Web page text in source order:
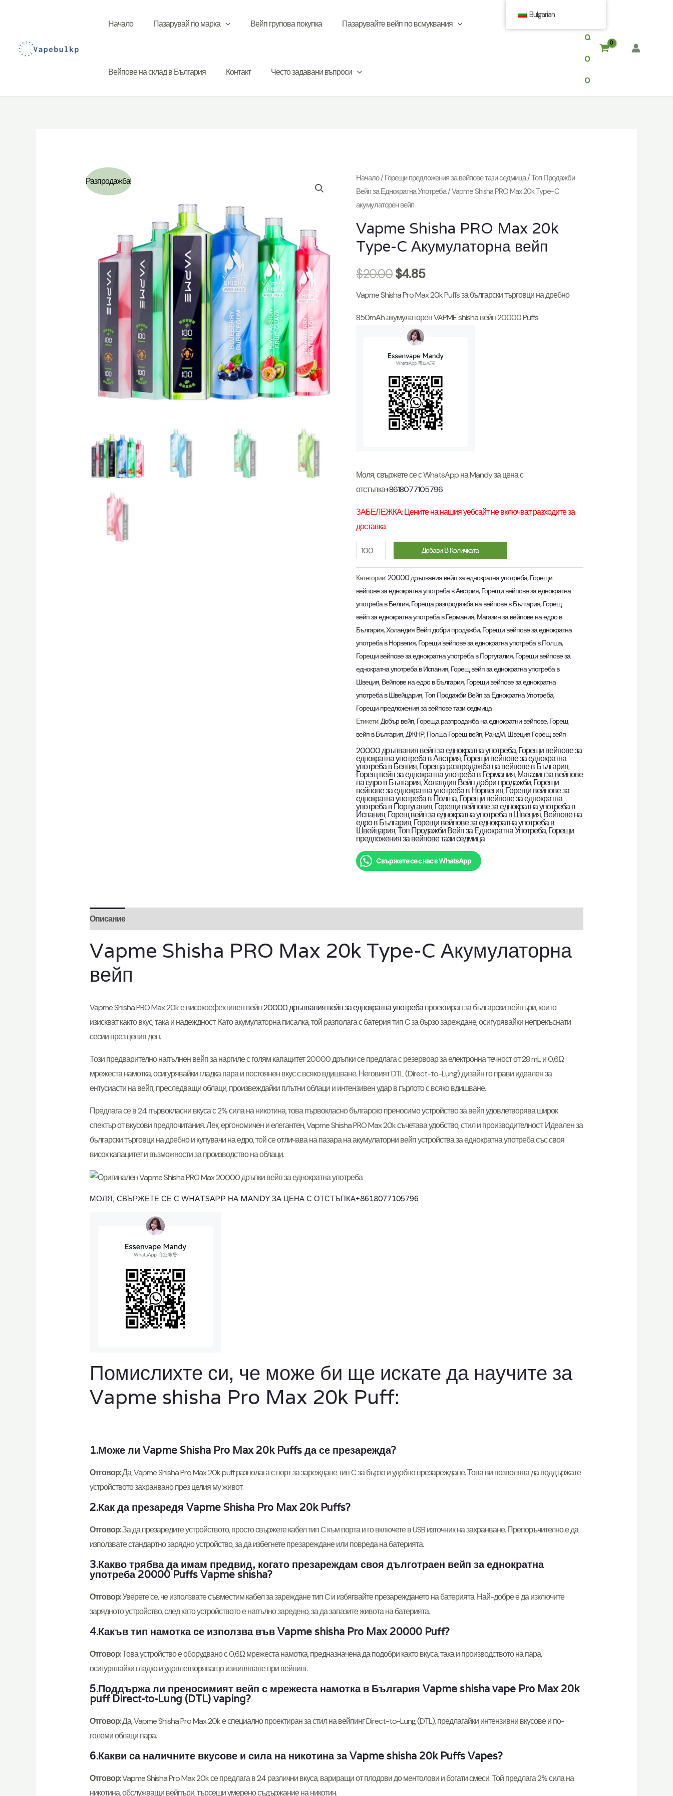
Начало Пазарувай по марка Вейп групова покупка Пазарувайте вейп по всмуквания
Вейпове на склад в България Контакт Често задавани въпроси
0.
0
0
Разпродажба! Начало/ Горещи предложения за вейпове тази седмица/Топ Продажби
Вейп за Еднократна Употреба/ Vapme Shisha PRO Max 20k Type-C
акумулаторен вейп
Vapme Shisha PRO Max 20k
Type-C Акумулаторна вейп
$20.00$4.85
Vapme Shisha Pro Max 20k Puffs за български търговци на дребно
850mAh акумулаторен VAPME shisha вейп 20000 Puffs
Моля, свържете се с WhatsApp на Mandy за цена с
отстъпка+8618077105796
ЗАБЕЛЕЖКА: Цените на нашия уебсайт не включват разходите за
доставка
Vapme
PRO
Max
20k
Type-
C
Rechargeable
количество
Добави В Количката
Категории:20000 дръпвания вейп за еднократна употреба,Горещи
вейпове за еднократна употреба в Австрия,Горещи вейпове за еднократна
употреба в Белгия,Гореща разпродажба на вейпове в България,Горещ
вейп за еднократна употреба в Германия,Магазин за вейпове на едро в
България,Холандия Вейп добри продажби,Горещи вейпове за еднократна
употреба в Норвегия,Горещи вейпове за еднократна употреба в Полша,
Горещи вейпове за еднократна употреба в Португалия,Горещи вейпове за
еднократна употреба в Испания,Горещ вейп за еднократна употреба в
Швеция,Вейпове на едро в България,Горещи вейпове за еднократна
употреба в Швейцария,Топ Продажби Вейп за Еднократна Употреба,
Горещи предложения за вейпове тази седмица
Етикети:Добър вейп,Гореща разпродажба на еднократни вейпове,Горещ
вейп в България,ДЖНР,Полша Горещ вейп,РандМ,Швеция Горещ вейп
20000 дръпвания вейп за еднократна употреба,Горещи вейпове за
еднократна употреба в Австрия,Горещи вейпове за еднократна
употреба в Белгия,Гореща разпродажба на вейпове в България,
Горещ вейп за еднократна употреба в Германия,Магазин за вейпове
на едро в България,Холандия Вейп добри продажби,Горещи
вейпове за еднократна употреба в Норвегия,Горещи вейпове за
еднократна употреба в Полша,Горещи вейпове за еднократна
употреба в Португалия,Горещи вейпове за еднократна употреба в
Испания,Горещ вейп за еднократна употреба в Швеция,Вейпове на
едро в България,Горещи вейпове за еднократна употреба в
Швейцария,Топ Продажби Вейп за Еднократна Употреба,Горещи
предложения за вейпове тази седмица
Свържете се с нас в WhatsApp
Описание
Vapme Shisha PRO Max 20k Type-C Акумулаторна
вейп
Vapme Shisha PRO Max 20k е високоефективен вейп20000 дръпвания вейп за еднократна употребапроектиран за български вейпъри, които
изискват както вкус, така и надеждност. Като акумулаторна писалка, той разполага с батерия тип C за бързо зареждане, осигурявайки непрекъснати
сесии през целия ден.
Този предварително напълнен вейп за наргиле с голям капацитет 20000 дръпки се предлага с резервоар за електронна течност от 28 mL и 0,6Ω
мрежеста намотка, осигурявайки гладка пара и постоянен вкус с всяко вдишване. Неговият DTL (Direct-to-Lung) дизайн го прави идеален за
ентусиасти на вейп, преследващи облаци, произвеждайки плътни облаци и интензивен удар в гърлото с всяко вдишване.
Предлага се в 24 първокласни вкуса с 2% сила на никотина, това първокласно българско преносимо устройство за вейп удовлетворява широк
спектър от вкусови предпочитания. Лек, ергономичен и елегантен, Vapme Shisha PRO Max 20k съчетава удобство, стил и производителност. Идеален за
български търговци на дребно и купувачи на едро, той се отличава на пазара на акумулаторни вейп устройства за еднократна употреба със своя
висок капацитет и възможности за производство на облаци.
МОЛЯ, СВЪРЖЕТЕ СЕ С WHATSAPP НА MANDY ЗА ЦЕНА С ОТСТЪПКА+8618077105796
Помислихте си, че може би ще искате да научите за
Vapme shisha Pro Max 20k Puff:
1.Може ли Vapme Shisha Pro Max 20k Puffs да се презарежда?
Отговор:Да, Vapme Shisha Pro Max 20k puff разполага с порт за зареждане тип C за бързо и удобно презареждане. Това ви позволява да поддържате
устройството захранвано през целия му живот.
2.Как да презаредя Vapme Shisha Pro Max 20k Puffs?
Отговор:За да презаредите устройството, просто свържете кабел тип C към порта и го включете в USB източник на захранване. Препоръчително е да
използвате стандартно зарядно устройство, за да избегнете презареждане или повреда на батерията.
3.Какво трябва да имам предвид, когато презареждам своя дълготраен вейп за еднократна
употреба 20000 Puffs Vapme shisha?
Отговор:Уверете се, че използвате съвместим кабел за зареждане тип C и избягвайте презареждането на батерията. Най-добре е да изключите
зарядното устройство, след като устройството е напълно заредено, за да запазите живота на батерията.
4.Какъв тип намотка се използва във Vapme shisha Pro Max 20000 Puff?
Отговор:Това устройство е оборудвано с 0,6Ω мрежеста намотка, предназначена да подобри както вкуса, така и производството на пара,
осигурявайки гладко и удовлетворяващо изживяване при вейпинг.
5.Поддържа ли преносимият вейп с мрежеста намотка в България Vapme shisha vape Pro Max 20k
puff Direct-to-Lung (DTL) vaping?
Отговор:Да, Vapme Shisha Pro Max 20k е специално проектиран за стил на вейпинг Direct-to-Lung (DTL), предлагайки интензивни вкусове и по-
големи облаци пара.
6.Какви са наличните вкусове и сила на никотина за Vapme shisha 20k Puffs Vapes?
Отговор:Vapme Shisha Pro Max 20k се предлага в 24 различни вкуса, вариращи от плодови до ментолови и богати смеси. Той предлага 2% сила на
никотина, обслужващи вейпъри, търсещи умерено съдържание на никотин.
Bulgarian